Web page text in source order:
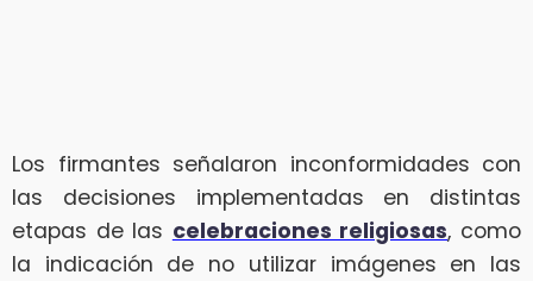
Los firmantes señalaron inconformidades con
las decisiones implementadas en distintas
etapas de las celebraciones religiosas, como
la indicación de no utilizar imágenes en las